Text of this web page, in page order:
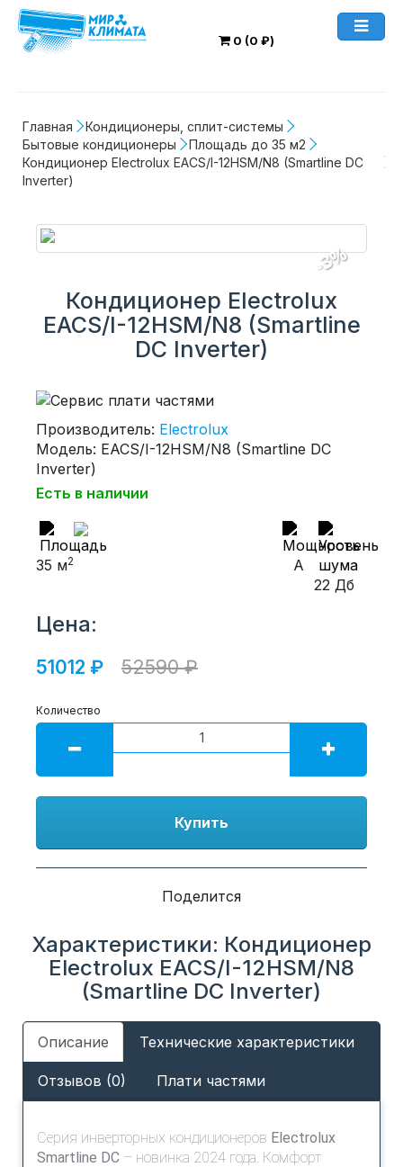
0 (0 ₽)
Главная
Кондиционеры, сплит-системы
Бытовые кондиционеры
Площадь до 35 м2
Кондиционер Electrolux EACS/I-12HSM/N8 (Smartline DC
Inverter)
-3%
Кондиционер Electrolux
EACS/I-12HSM/N8 (Smartline
DC Inverter)
Производитель: Electrolux
Модель: EACS/I-12HSM/N8 (Smartline DC
Inverter)
Есть в наличии
35 м2
A
22 Дб
Цена:
51012 ₽ 52590 ₽
Количество
Купить
Поделится
Характеристики: Кондиционер
Electrolux EACS/I-12HSM/N8
(Smartline DC Inverter)
Описание Технические характеристики
Отзывов (0) Плати частями
Серия инверторных кондиционеров Electrolux
Smartline DC – новинка 2024 года. Комфорт